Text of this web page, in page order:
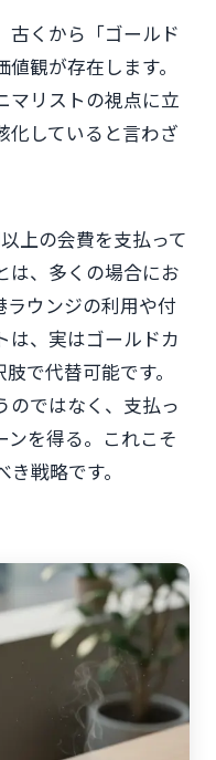
古くから「ゴールド
観が存在します。
マリストの視点に立
化していると言わざ
上の会費を支払って
は、多くの場合にお
ラウンジの利用や付
は、実はゴールドカ
で代替可能です。
のではなく、支払っ
ンを得る。これこそ
戦略です。